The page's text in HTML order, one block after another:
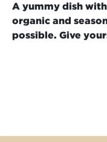
A yummy dish
organic and
possible. Give